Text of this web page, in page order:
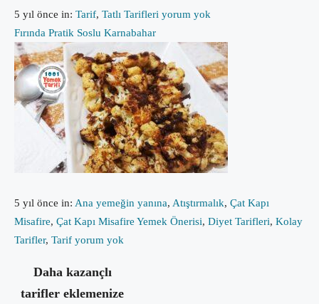
5 yıl önce in: Tarif, Tatlı Tarifleri yorum yok
Fırında Pratik Soslu Karnabahar
5 yıl önce in: Ana yemeğin yanına, Atıştırmalık, Çat Kapı
Misafire, Çat Kapı Misafire Yemek Önerisi, Diyet Tarifleri, Kolay
Tarifler, Tarif yorum yok
Daha kazançlı
tarifler eklemenize